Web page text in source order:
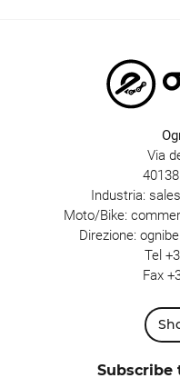
Via
Industria:
Moto/Bike:
Direzione:
Tel
Fax